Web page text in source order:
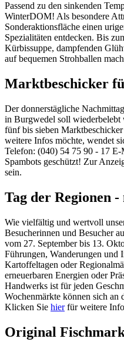
Passend zu den sinkenden
WinterDOM! Als besondere
Sonderaktionsfläche einen
Spezialitäten entdecken. Bis
Kürbissuppe, dampfenden
auf bequemen Strohballen
Marktbeschicker
Der donnerstägliche
in Burgwedel soll wiederbelebt
fünf bis sieben
weitere Infos möchte, wendet
Telefon: (040) 54 75 90 - 17 E-
Spambots geschützt! Zur
sein.
Tag der Regionen
Wie vielfältig und wertvoll
Besucherinnen und Besucher
vom 27. September bis 13.
Führungen, Wanderungen und
Kartoffeltagen oder
erneuerbaren Energien oder
Handwerks ist für jeden
Wochenmärkte können sich an
Klicken Sie hierfür weitere
Original